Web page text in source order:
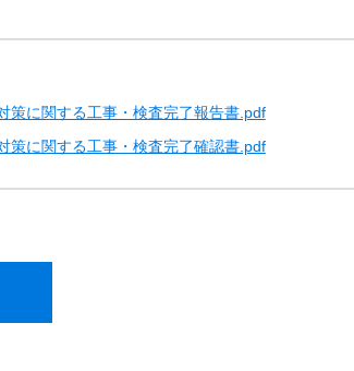
に関する工事・検査完了報告書.pdf
に関する工事・検査完了確認書.pdf